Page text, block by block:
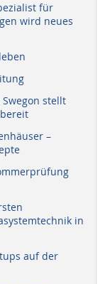
für
wird neues
stellt
–
in
auf der